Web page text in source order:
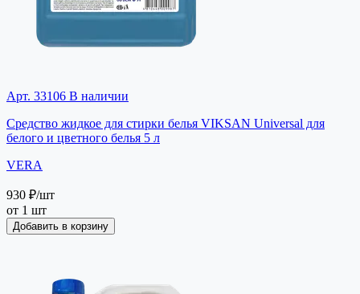
Арт. 33106 В наличии
Средство жидкое для стирки белья VIKSAN Universal для
белого и цветного белья 5 л
VERA
930 ₽/шт
от 1 шт
Добавить в корзину